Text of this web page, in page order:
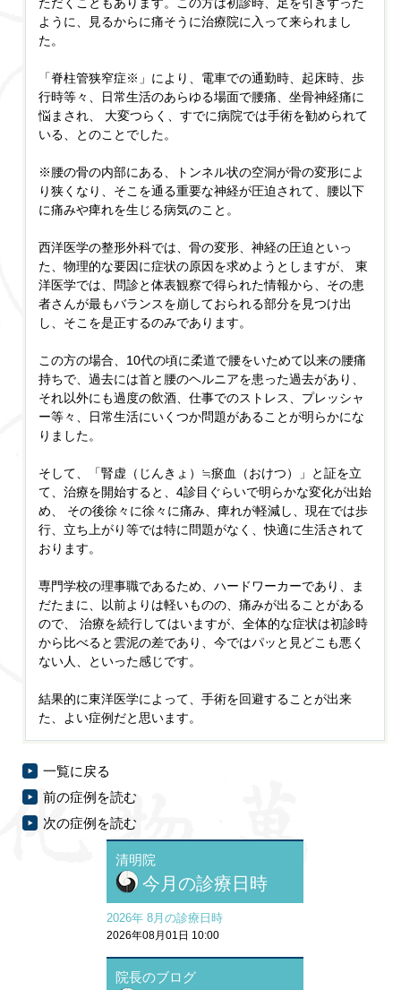
ように、見るからに痛そうに治療院に入って来られまし
た。
「脊柱管狭窄症※」により、電車での通勤時、起床時、歩
行時等々、日常生活のあらゆる場面で腰痛、坐骨神経痛に
悩まされ、 大変つらく、すでに病院では手術を勧められて
いる、とのことでした。
※腰の骨の内部にある、トンネル状の空洞が骨の変形によ
り狭くなり、そこを通る重要な神経が圧迫されて、腰以下
に痛みや痺れを生じる病気のこと。
西洋医学の整形外科では、骨の変形、神経の圧迫といっ
た、物理的な要因に症状の原因を求めようとしますが、 東
洋医学では、問診と体表観察で得られた情報から、その患
者さんが最もバランスを崩しておられる部分を見つけ出
し、そこを是正するのみであります。
この方の場合、10代の頃に柔道で腰をいためて以来の腰痛
持ちで、過去には首と腰のヘルニアを患った過去があり、
それ以外にも過度の飲酒、仕事でのストレス、プレッシャ
ー等々、日常生活にいくつか問題があることが明らかにな
りました。
そして、「腎虚（じんきょ）≒瘀血（おけつ）」と証を立
て、治療を開始すると、4診目ぐらいで明らかな変化が出始
め、 その後徐々に徐々に痛み、痺れが軽減し、現在では歩
行、立ち上がり等では特に問題がなく、快適に生活されて
おります。
専門学校の理事職であるため、ハードワーカーであり、ま
だたまに、以前よりは軽いものの、痛みが出ることがある
ので、 治療を続行してはいますが、全体的な症状は初診時
から比べると雲泥の差であり、今ではパッと見どこも悪く
ない人、といった感じです。
結果的に東洋医学によって、手術を回避することが出来
た、よい症例だと思います。
一覧に戻る
前の症例を読む
次の症例を読む
清明院
今月の診療日時
2026年 8月の診療日時
2026年08月01日 10:00
院長のブログ